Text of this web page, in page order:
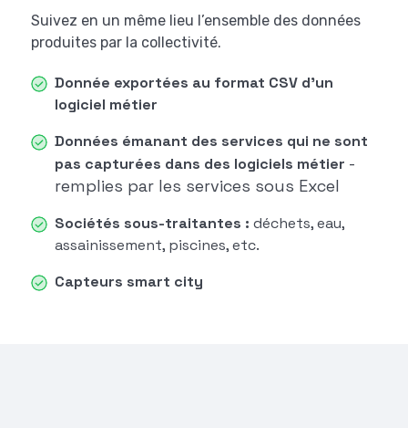
Suivez en un même lieu l’ensemble des données
produites par la collectivité.
Donnée exportées au format CSV d'un
logiciel métier
Données émanant des services qui ne sont
pas capturées dans des logiciels métier -
remplies par les services sous Excel
Sociétés sous-traitantes : déchets, eau,
assainissement, piscines, etc.
Capteurs smart city